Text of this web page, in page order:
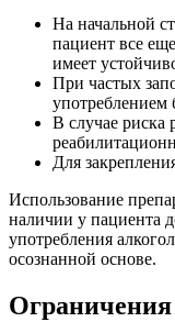
На начальной
пациент все
имеет
При частых
употреблением
В случае риска
Для
Использование
наличии у пациента
употребления
осознанной основе.